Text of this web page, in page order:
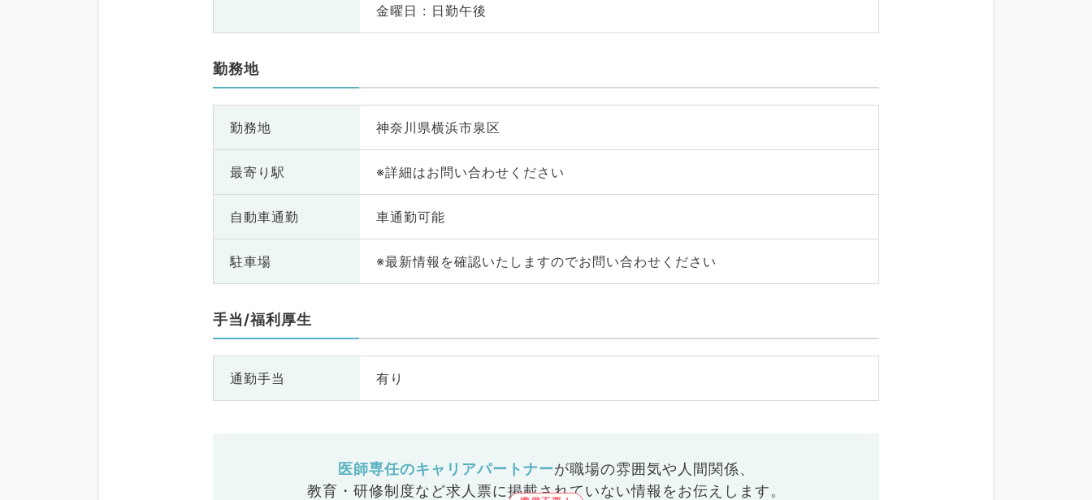
金曜日 : 日勤午後
勤務地
勤務地 神奈川県横浜市泉区
最寄り駅 ※詳細はお問い合わせください
自動車通勤 車通勤可能
駐車場 ※最新情報を確認いたしますのでお問い合わせください
手当/福利厚生
通勤手当 有り
医師専任のキャリアパートナーが職場の雰囲気や人間関係、
教育・研修制度など求人票に掲載されていない情報をお伝えします。